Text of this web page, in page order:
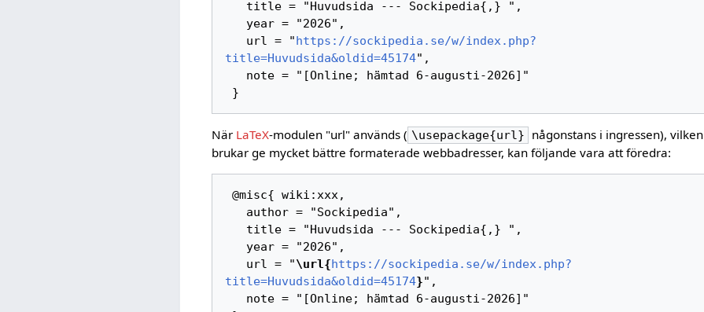
   url = "
https://sockipedia.se/w/index.php?
title=Huvudsida&oldid=45174",
När LaTeX-modulen "url" används ( \usepackage{url}
någonstans i ingressen), vilken
brukar ge mycket bättre formaterade webbadresser, kan följande vara att föredra:
   url = "
\url{https://sockipedia.se/w/index.php?
title=Huvudsida&oldid=45174}",